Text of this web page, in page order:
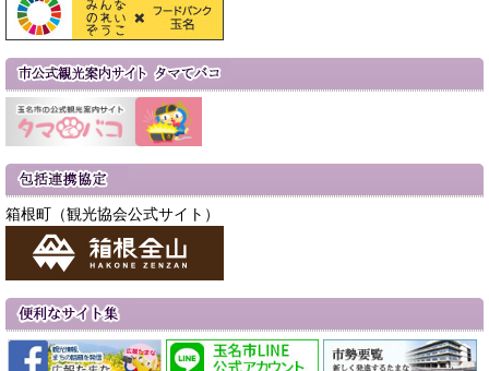
箱根町（観光協会公式サイト）